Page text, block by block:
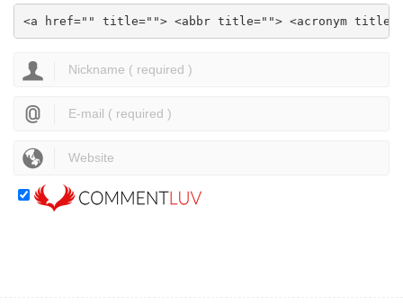
<a href="" title=""> <abbr title=""> <acronym